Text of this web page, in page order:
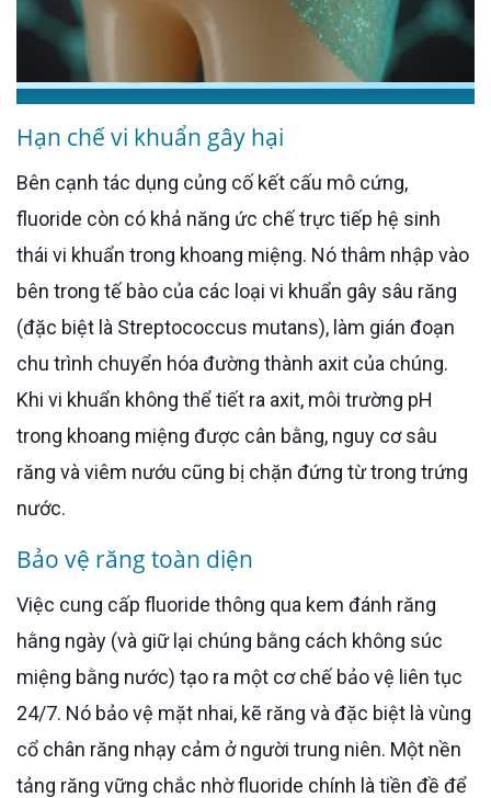
Hạn chế vi khuẩn gây hại
Bên cạnh tác dụng củng cố kết cấu mô cứng,
fluoride còn có khả năng ức chế trực tiếp hệ sinh
thái vi khuẩn trong khoang miệng. Nó thâm nhập vào
bên trong tế bào của các loại vi khuẩn gây sâu răng
(đặc biệt là Streptococcus mutans), làm gián đoạn
chu trình chuyển hóa đường thành axit của chúng.
Khi vi khuẩn không thể tiết ra axit, môi trường pH
trong khoang miệng được cân bằng, nguy cơ sâu
răng và viêm nướu cũng bị chặn đứng từ trong trứng
nước.
Bảo vệ răng toàn diện
Việc cung cấp fluoride thông qua kem đánh răng
hằng ngày (và giữ lại chúng bằng cách không súc
miệng bằng nước) tạo ra một cơ chế bảo vệ liên tục
24/7. Nó bảo vệ mặt nhai, kẽ răng và đặc biệt là vùng
cổ chân răng nhạy cảm ở người trung niên. Một nền
tảng răng vững chắc nhờ fluoride chính là tiền đề để